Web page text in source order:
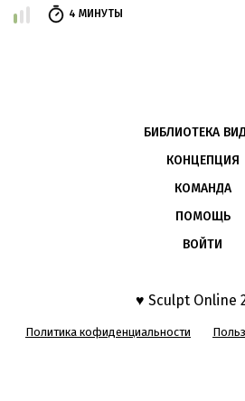
4 МИНУТЫ
БИБЛИОТЕКА
КОНЦЕПЦИЯ
КОМАНДА
ПОМОЩЬ
ВОЙТИ
♥ Sculpt Online
Политика кофиденциальности